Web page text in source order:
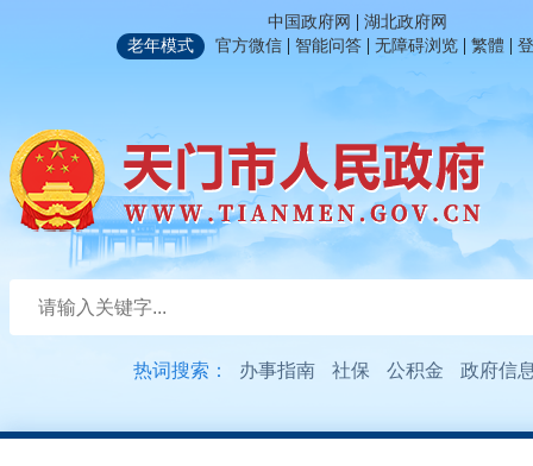
中国政府网 | 湖北政府网
老年模式
官方微信 | 智能问答 | 无障碍浏览 | 繁體 |
热词搜索： 办事指南 社保 公积金 政府信